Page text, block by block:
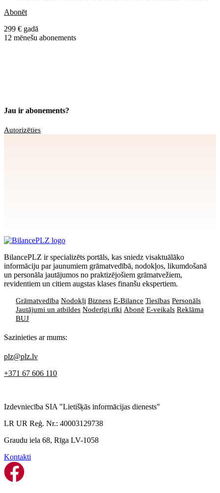
Abonēt
299 € gadā
12 mēnešu abonements
Jau ir abonements?
Autorizēties
BilancePLZ ir specializēts portāls, kas sniedz visaktuālāko
informāciju par jaunumiem grāmatvedībā, nodokļos, likumdošanā
un personāla jautājumos no praktizējošiem grāmatvežiem,
revidentiem un citiem augstas klases finanšu ekspertiem.
Grāmatvedība Nodokļi Bizness E-Bilance Tiesības Personāls
Jautājumi un atbildes Noderīgi rīki Abonē E-veikals Reklāma
BUJ
Sazinieties ar mums:
plz@plz.lv
+371 67 606 110
Izdevniecība SIA "Lietišķās informācijas dienests"
LR UR Reģ. Nr.: 40003129738
Graudu iela 68, Rīga LV-1058
Kontakti